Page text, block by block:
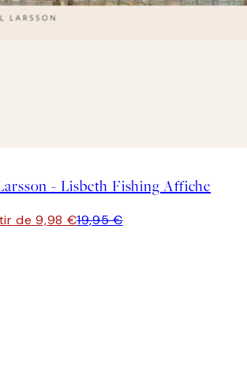
- Lisbeth Fishing Affiche
de 9,98 €19,95 €